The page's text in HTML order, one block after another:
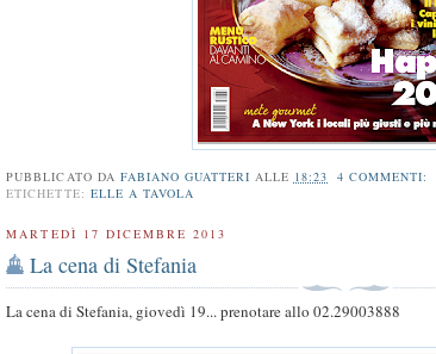
PUBBLICATO DA FABIANO GUATTERI ALLE 18:23
4 COMMENTI:
ETICHETTE: ELLE A TAVOLA
MARTEDÌ 17 DICEMBRE 2013
La cena di Stefania
La cena di Stefania, giovedì 19... prenotare allo 02.29003888